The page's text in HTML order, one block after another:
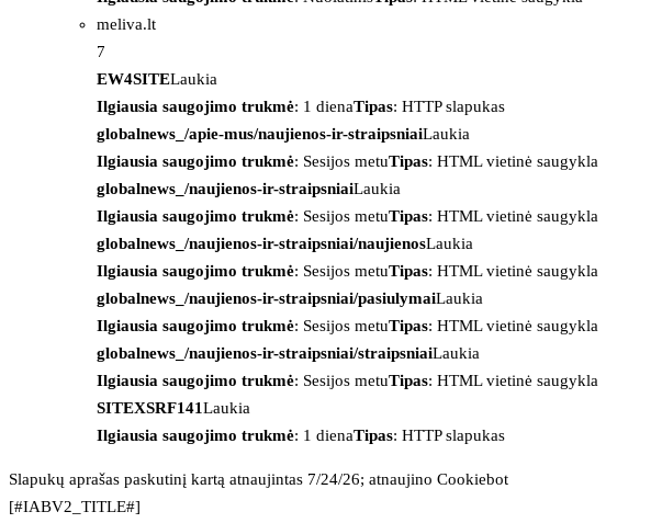
meliva.lt
7
EW4SITELaukia
Ilgiausia saugojimo trukmė: 1 dienaTipas: HTTP slapukas
globalnews_/apie-mus/naujienos-ir-straipsniaiLaukia
Ilgiausia saugojimo trukmė: Sesijos metuTipas: HTML vietinė saugykla
globalnews_/naujienos-ir-straipsniaiLaukia
Ilgiausia saugojimo trukmė: Sesijos metuTipas: HTML vietinė saugykla
globalnews_/naujienos-ir-straipsniai/naujienosLaukia
Ilgiausia saugojimo trukmė: Sesijos metuTipas: HTML vietinė saugykla
globalnews_/naujienos-ir-straipsniai/pasiulymaiLaukia
Ilgiausia saugojimo trukmė: Sesijos metuTipas: HTML vietinė saugykla
globalnews_/naujienos-ir-straipsniai/straipsniaiLaukia
Ilgiausia saugojimo trukmė: Sesijos metuTipas: HTML vietinė saugykla
SITEXSRF141Laukia
Ilgiausia saugojimo trukmė: 1 dienaTipas: HTTP slapukas
Slapukų aprašas paskutinį kartą atnaujintas 7/24/26; atnaujino Cookiebot
[#IABV2_TITLE#]